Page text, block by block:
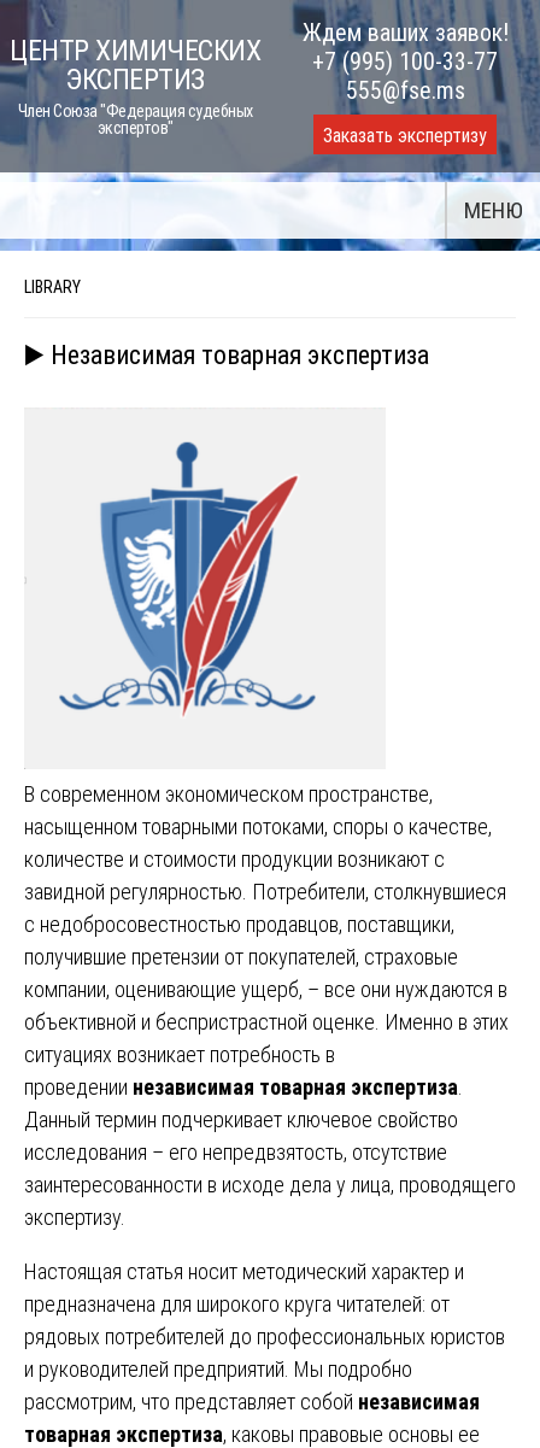
Skip
to
content
ЦЕНТР ХИМИЧЕСКИХ
ЭКСПЕРТИЗ
Член Союза "Федерация судебных
экспертов"
Ждем ваших заявок!
+7 (995) 100-33-77
555@fse.ms
Заказать экспертизу
МЕНЮ
LIBRARY
▶️ Независимая товарная экспертиза
В современном экономическом пространстве,
насыщенном товарными потоками, споры о качестве,
количестве и стоимости продукции возникают с
завидной регулярностью. Потребители, столкнувшиеся
с недобросовестностью продавцов, поставщики,
получившие претензии от покупателей, страховые
компании, оценивающие ущерб, – все они нуждаются в
объективной и беспристрастной оценке. Именно в этих
ситуациях возникает потребность в
проведении независимая товарная экспертиза
Данный термин подчеркивает ключевое свойство
исследования – его непредвзятость, отсутствие
заинтересованности в исходе дела у лица, проводящего
экспертизу.
Настоящая статья носит методический характер и
предназначена для широкого круга читателей: от
рядовых потребителей до профессиональных юристов
и руководителей предприятий. Мы подробно
рассмотрим, что представляет собой независимая
товарная экспертиза, каковы правовые основы ее